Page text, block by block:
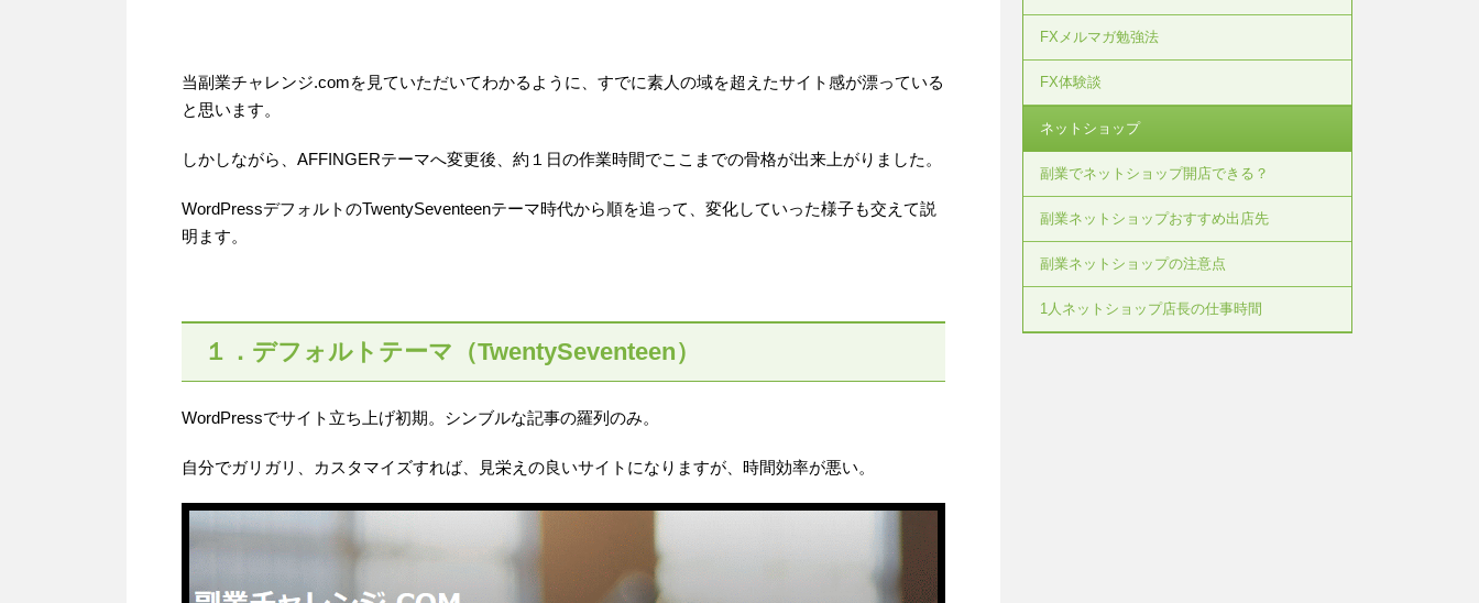
当副業チャレンジ.comを見ていただいてわかるように、すでに素人の域を超えたサイト感が漂っている
と思います。
しかしながら、AFFINGERテーマへ変更後、約１日の作業時間でここまでの骨格が出来上がりました。
WordPressデフォルトのTwentySeventeenテーマ時代から順を追って、変化していった様子も交えて説
明ます。
１．デフォルトテーマ（TwentySeventeen）
WordPressでサイト立ち上げ初期。シンブルな記事の羅列のみ。
自分でガリガリ、カスタマイズすれば、見栄えの良いサイトになりますが、時間効率が悪い。
FXメルマガ勉強法
FX体験談
ネットショップ
副業でネットショップ開店できる？
副業ネットショップおすすめ出店先
副業ネットショップの注意点
1人ネットショップ店長の仕事時間